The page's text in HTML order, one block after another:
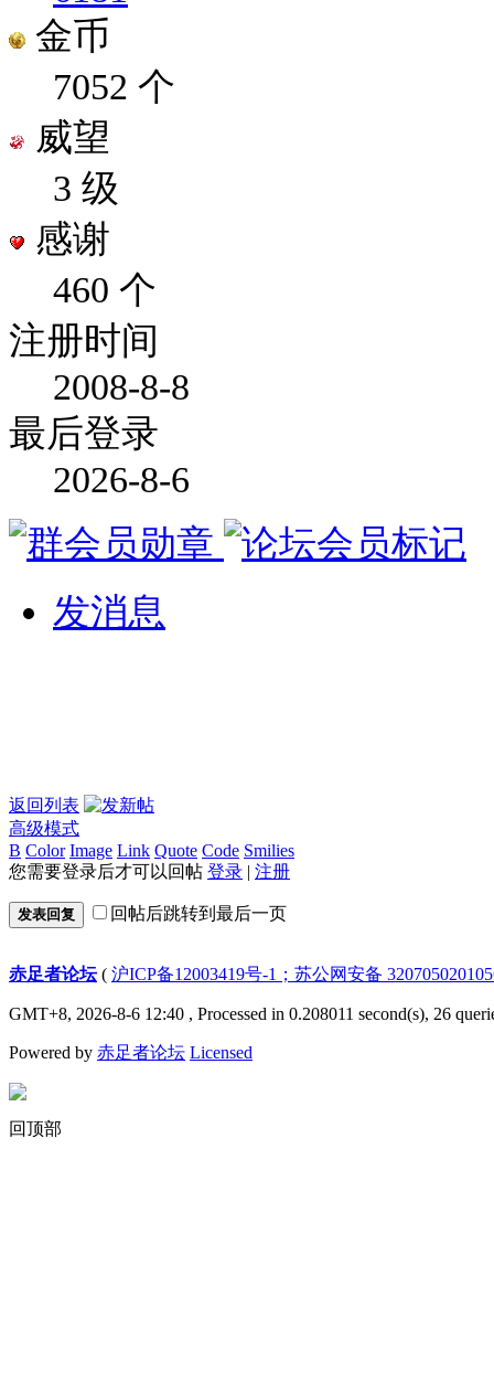
金币
7052 个
威望
3 级
感谢
460 个
注册时间
2008-8-8
最后登录
2026-8-6
发消息
返回列表
高级模式
B Color Image Link Quote Code Smilies
您需要登录后才可以回帖 登录 | 注册
发表回复 回帖后跳转到最后一页
赤足者论坛( 沪ICP备12003419号-1；苏公网安备
GMT+8, 2026-8-6 12:40 , Processed in 0.208011 second(s), 26
Powered by 赤足者论坛 Licensed
回顶部